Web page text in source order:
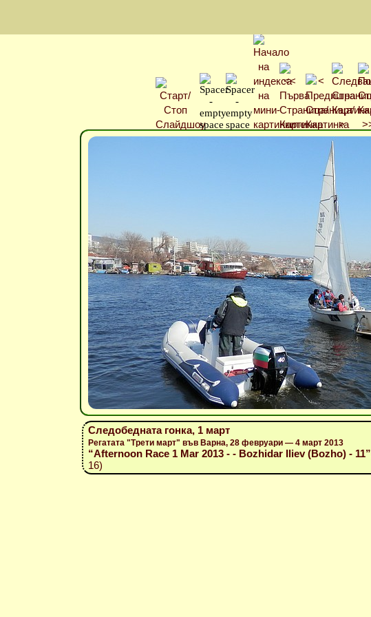
Следобедната гонка, 1 март
Регатата "Трети март" във Варна, 28 февруари — 4 март 2013
“Afternoon Race 1 Mar 2013 - - Bozhidar Iliev (Bozho) - 11”
16)